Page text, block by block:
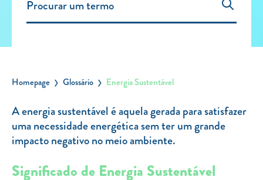
Carregar Fora de Casa
Leituras
Sobre nós
Contactos
FAQ
Blog
Homepage Glossário Energia Sustentável
A energia sustentável é aquela gerada para satisfazer
uma necessidade energética sem ter um grande
impacto negativo no meio ambiente.
Significado de Energia Sustentável